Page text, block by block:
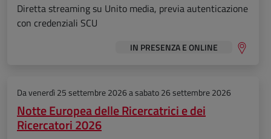
Diretta streaming su Unito media, previa autenticazione
con credenziali SCU
IN PRESENZA E ONLINE
Davenerdì 25 settembre 2026asabato 26 settembre 2026
Notte Europea delle Ricercatrici e dei
Ricercatori 2026